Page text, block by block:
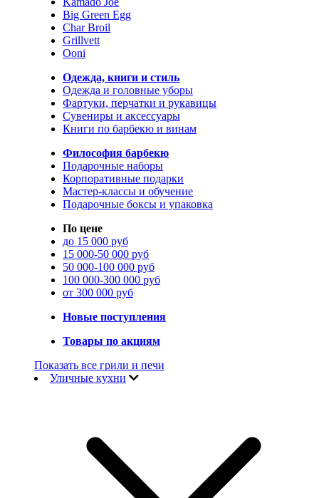
Big Green Egg
Char Broil
Grillvett
Ooni
Одежда, книги и стиль
Одежда и головные уборы
Фартуки, перчатки и рукавицы
Сувениры и аксессуары
Книги по барбекю и винам
Философия барбекю
Подарочные наборы
Корпоративные подарки
Мастер-классы и обучение
Подарочные боксы и упаковка
По цене
до 15 000 руб
15 000-50 000 руб
50 000-100 000 руб
100 000-300 000 руб
от 300 000 руб
Новые поступления
Товары по акциям
Показать все грили и печи
Уличные кухни